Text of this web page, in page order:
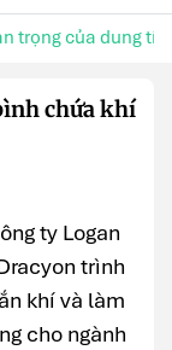
trọng của dung
chứa khí
ty Logan
trình
khí và làm
cho ngành